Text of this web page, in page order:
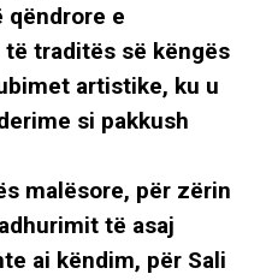
qëndrore e
traditës së këngës
artistike, ku u
si pakkush
malësore, për zërin
të asaj
ai këndim, për Sali